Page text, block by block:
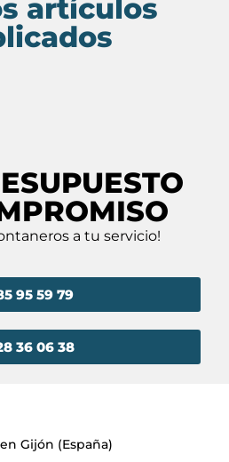
artículos
a tu servicio!
36 06 38
95 59 79
Gijón (España)